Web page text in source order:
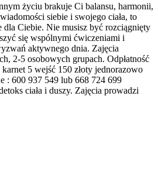
życiu brakuje Ci balansu, harmonii,
siebie i swojego ciała, to
dla Ciebie. Nie musisz być rozciągnięty
się wspólnymi ćwiczeniami i
aktywnego dnia. Zajęcia
2-5 osobowych grupach. Odpłatność
5 wejść 150 złoty jednorazowo
: 600 937 549 lub 668 724 699
ciała i duszy. Zajęcia prowadzi